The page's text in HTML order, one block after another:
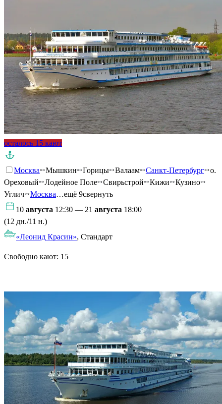
осталось 15 кают
Москва Мышкин Горицы Валаам Санкт-Петербург
о.
Ореховый
Лодейное Поле Свирьстрой Кижи
Кузино
Углич
Москва…ещё 9свернуть
10 августа 12:30 — 21 августа 18:00
(12 дн./11 н.)
«Леонид Красин», Стандарт
Свободно кают: 15